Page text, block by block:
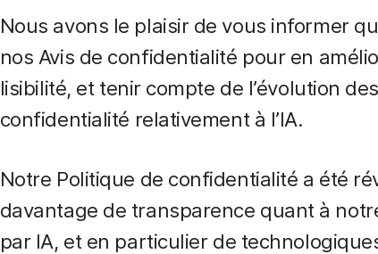
Nous avons le plaisir de vous informer
nos Avis de confidentialité pour en
lisibilité, et tenir compte de l’évolution
confidentialité relativement à l’IA.
Notre Politique de confidentialité a été
davantage de transparence quant à
par IA, et en particulier de